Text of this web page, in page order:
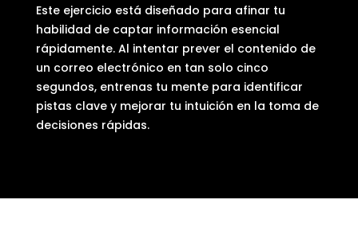
Este ejercicio está diseñado para afinar tu
habilidad de captar información esencial
rápidamente. Al intentar prever el contenido de
un correo electrónico en tan solo cinco
segundos, entrenas tu mente para identificar
pistas clave y mejorar tu intuición en la toma de
decisiones rápidas.